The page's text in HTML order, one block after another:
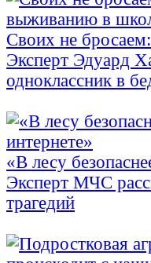
Своих не
Эксперт Эдуард
одноклассник в
«В лесу
Эксперт МЧС
трагедий